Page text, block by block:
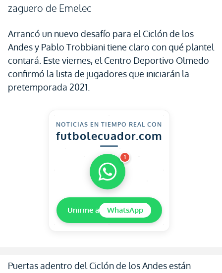
zaguero de Emelec
Arrancó un nuevo desafío para el Ciclón de los
Andes y Pablo Trobbiani tiene claro con qué plantel
contará. Este viernes, el Centro Deportivo Olmedo
confirmó la lista de jugadores que iniciarán la
pretemporada 2021.
NOTICIAS EN TIEMPO REAL CON
futbolecuador.com
1
Unirme a WhatsApp
Puertas adentro del Ciclón de los Andes están